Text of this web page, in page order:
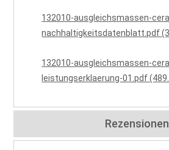
132010-ausgleichsmassen-
nachhaltigkeitsdatenblatt.pdf
132010-ausgleichsmassen-
leistungserklaerung-01.pdf
Rezensionen